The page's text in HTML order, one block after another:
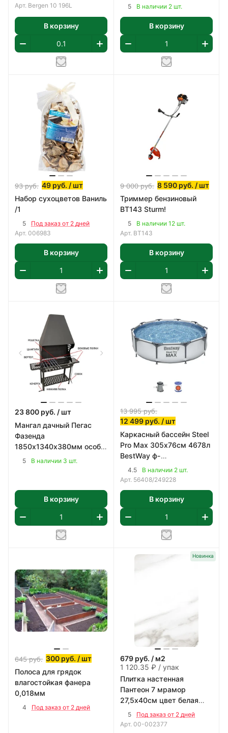
Арт. Bergen 10 196L
В корзину
5 В наличии 2 шт.
В корзину
93руб. 49 руб. / шт
Набор сухоцветов Ваниль
/1
5
Под заказ от 2 дней
Арт. 006983
В корзину
9 000руб. 8 590 руб. / шт
Триммер бензиновый
BT143 Sturm!
5
В наличии 12 шт.
Арт. BT143
В корзину
23 800 руб. / шт
Мангал дачный Пегас
Фазенда
1850х1340х380мм особо
прочная котловая сталь
5 В наличии 3 шт.
В корзину
13 995руб.
12 499 руб. / шт
Каркасный бассейн Steel
Pro Max 305х76см 4678л
BestWay ф-
насос,картридж 58093
арт 56408
4.5
В наличии 2 шт.
Арт. 56408/249228
В корзину
645руб. 300 руб. / шт
Полоса для грядок
влагостойкая фанера
0,018мм
4 Под заказ от 2 дней
Новинка
679 руб. / м2
1 120.35 ₽ / упак
Плитка настенная
Пантеон 7 мрамор
27,5х40см цвет белая
1,65 м2/уп
5
Под заказ от 2 дней
Арт. 00-002377